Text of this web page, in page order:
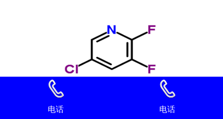
2,3-二氟-5-氯吡啶 89402-43-7
电话 电话